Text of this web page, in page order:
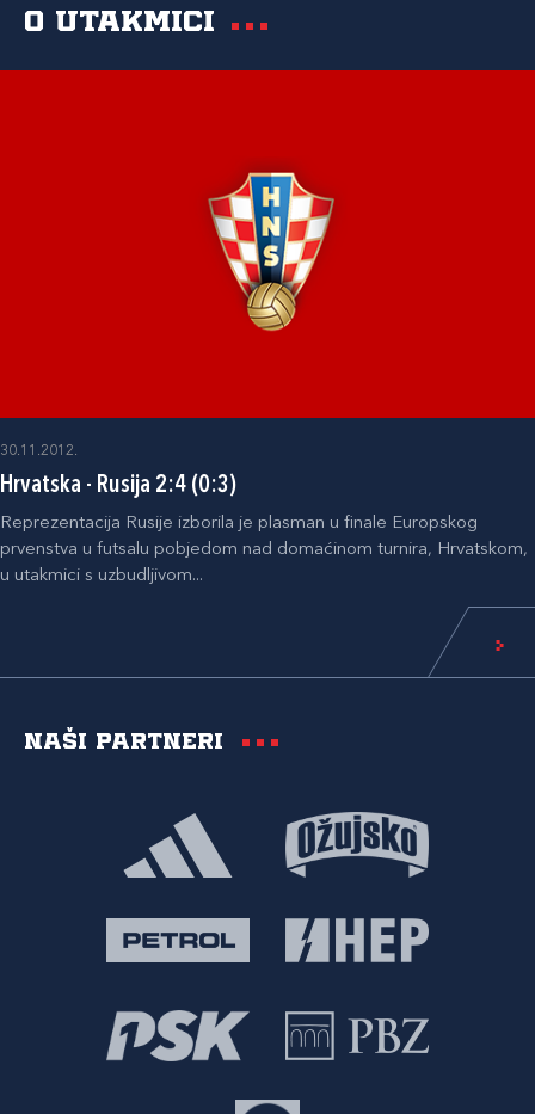
O utakmici
30.11.2012.
Hrvatska - Rusija 2:4 (0:3)
Reprezentacija Rusije izborila je plasman u finale Europskog
prvenstva u futsalu pobjedom nad domaćinom turnira, Hrvatskom,
u utakmici s uzbudljivom...
Naši partneri